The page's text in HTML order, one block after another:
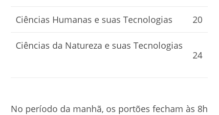
Ciências Humanas e suas Tecnologias 20
Ciências da Natureza e suas Tecnologias
24
No período da manhã, os portões fecham às 8h